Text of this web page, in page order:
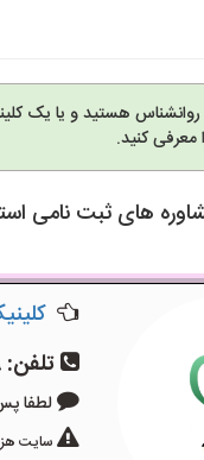
هستید و یا یک
کنید.
های ثبت نامی
تلفن:
لطفا پس
سایت